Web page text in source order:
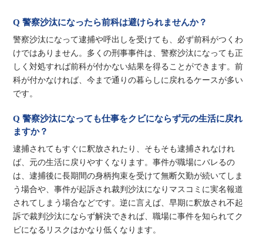
Q 警察沙汰になったら前科は避けられませんか？
警察沙汰になって逮捕や呼出しを受けても、必ず前科がつくわ
けではありません。多くの刑事事件は、警察沙汰になっても正
しく対処すれば前科が付かない結果を得ることができます。前
科が付かなければ、今まで通りの暮らしに戻れるケースが多い
です。
Q 警察沙汰になっても仕事をクビにならず元の生活に戻れ
ますか？
逮捕されてもすぐに釈放されたり、そもそも逮捕されなけれ
ば、元の生活に戻りやすくなります。事件が職場にバレるの
は、逮捕後に長期間の身柄拘束を受けて無断欠勤が続いてしま
う場合や、事件が起訴され裁判沙汰になりマスコミに実名報道
されてしまう場合などです。逆に言えば、早期に釈放され不起
訴で裁判沙汰にならず解決できれば、職場に事件を知られてク
ビになるリスクはかなり低くなります。